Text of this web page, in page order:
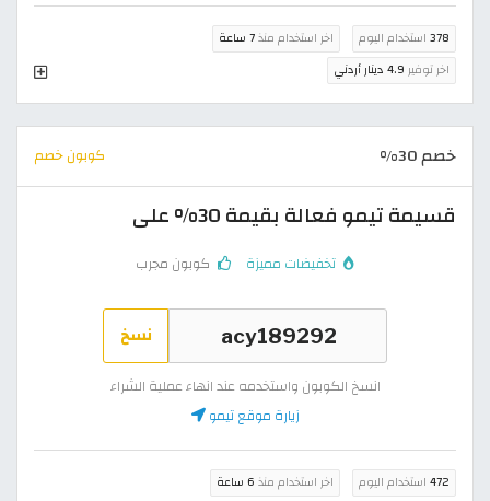
378 استخدام اليوم اخر استخدام منذ7 ساعة
اخر توفير 4.9 دينار أردني
خصم 30% كوبون خصم
قسيمة تيمو فعالة بقيمة 30% على
تخفيضات مميزة كوبون مجرب
نسخ
انسخ الكوبون واستخدمه عند انهاء عملية الشراء
زيارة موقع تيمو
472 استخدام اليوم اخر استخدام منذ 6 ساعة